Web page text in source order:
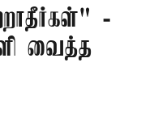
-
வைத்த